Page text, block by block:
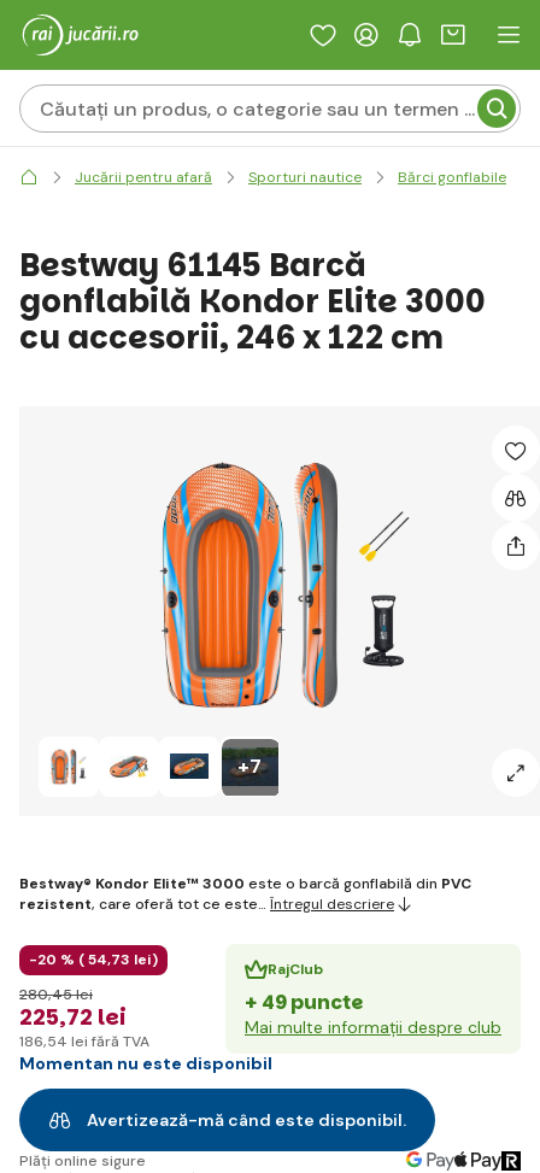
Jucării pentru afară Sporturi nautice Bărci gonflabile
+7
Bestway 61145 Barcă
gonflabilă Kondor Elite 3000
cu accesorii, 246 x 122 cm
Bestway® Kondor Elite™ 3000 este o barcă gonflabilă din PVC
rezistent, care oferă tot ce este… Întregul descriere
-20 % (54,73 lei)
225,72 lei
280,45 lei
186,54 lei fără TVA
RajClub
+ 49 puncte
Mai multe informații despre club
Momentan nu este disponibil
Avertizează-mă când este disponibil.
Plăți online sigure